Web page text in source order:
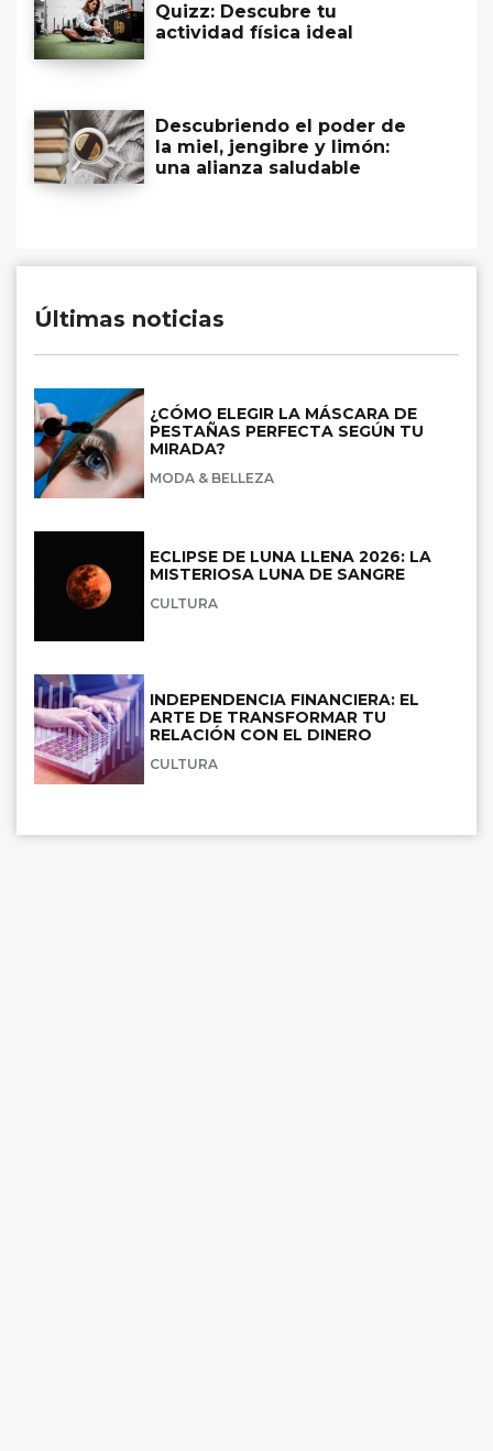
Quizz: Descubre tu
actividad física ideal
Descubriendo el poder de
la miel, jengibre y limón:
una alianza saludable
Últimas noticias
¿CÓMO ELEGIR LA MÁSCARA DE
PESTAÑAS PERFECTA SEGÚN TU
MIRADA?
MODA & BELLEZA
ECLIPSE DE LUNA LLENA 2026: LA
MISTERIOSA LUNA DE SANGRE
CULTURA
INDEPENDENCIA FINANCIERA: EL
ARTE DE TRANSFORMAR TU
RELACIÓN CON EL DINERO
CULTURA